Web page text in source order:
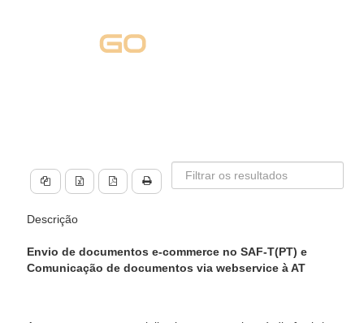
Descrição
Envio de documentos e-commerce no SAF-T(PT) e
Comunicação de documentos via webservice à AT